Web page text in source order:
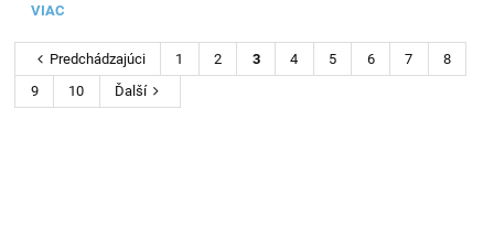
VIAC
Predchádzajúci 1 2 3 4 5 6 7
8
9
10 Ďalší